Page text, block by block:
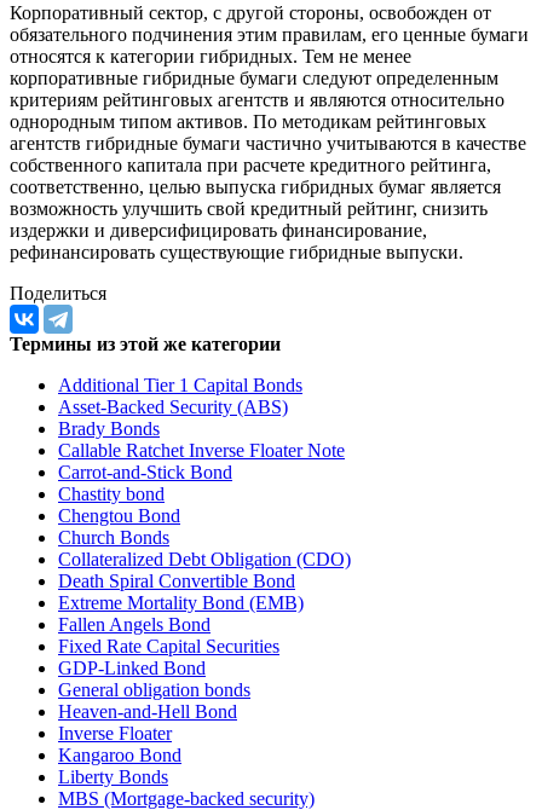
Корпоративный сектор, с другой стороны, освобожден от
обязательного подчинения этим правилам, его ценные бумаги
относятся к категории гибридных. Тем не менее
корпоративные гибридные бумаги следуют определенным
критериям рейтинговых агентств и являются относительно
однородным типом активов. По методикам рейтинговых
агентств гибридные бумаги частично учитываются в качестве
собственного капитала при расчете кредитного рейтинга,
соответственно, целью выпуска гибридных бумаг является
возможность улучшить свой кредитный рейтинг, снизить
издержки и диверсифицировать финансирование,
рефинансировать существующие гибридные выпуски.
Поделиться
Термины из этой же категории
Additional Tier 1 Capital Bonds
Asset-Backed Security (ABS)
Brady Bonds
Callable Ratchet Inverse Floater Note
Carrot-and-Stick Bond
Chastity bond
Chengtou Bond
Church Bonds
Collateralized Debt Obligation (CDO)
Death Spiral Convertible Bond
Extreme Mortality Bond (EMB)
Fallen Angels Bond
Fixed Rate Capital Securities
GDP-Linked Bond
General obligation bonds
Heaven-and-Hell Bond
Inverse Floater
Kangaroo Bond
Liberty Bonds
MBS (Mortgage-backed security)